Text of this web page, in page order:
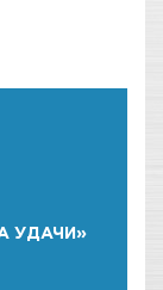
УДАЧИ»